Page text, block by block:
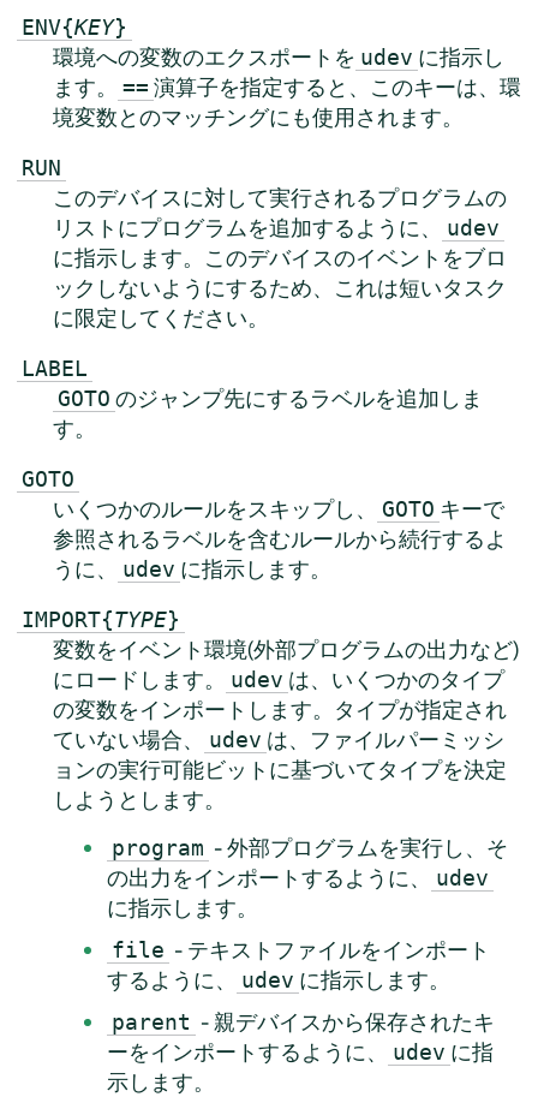
ENV{KEY}
環境への変数のエクスポートを udev に指示し
ます。
== 演算子を指定すると、このキーは、環
境変数とのマッチングにも使用されます。
RUN
このデバイスに対して実行されるプログラムの
リストにプログラムを追加するように、
udev
に指示します。このデバイスのイベントをブロ
ックしないようにするため、これは短いタスク
に限定してください。
LABEL
GOTO のジャンプ先にするラベルを追加しま
す。
GOTO
いくつかのルールをスキップし、 GOTO キーで
参照されるラベルを含むルールから続行するよ
うに、
udev に指示します。
IMPORT{TYPE}
変数をイベント環境(外部プログラムの出力など)
にロードします。
udev は、いくつかのタイプ
の変数をインポートします。タイプが指定され
ていない場合、
udev は、ファイルパーミッシ
ョンの実行可能ビットに基づいてタイプを決定
しようとします。
program - 外部プログラムを実行し、そ
の出力をインポートするように、
udev
に指示します。
file - テキストファイルをインポート
するように、
udev に指示します。
parent - 親デバイスから保存されたキ
ーをインポートするように、
udev に指
示します。